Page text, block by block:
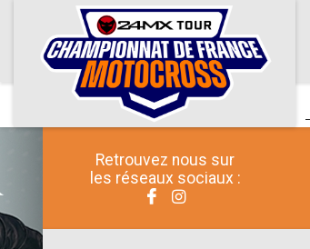
Retrouvez nous sur
les réseaux sociaux :